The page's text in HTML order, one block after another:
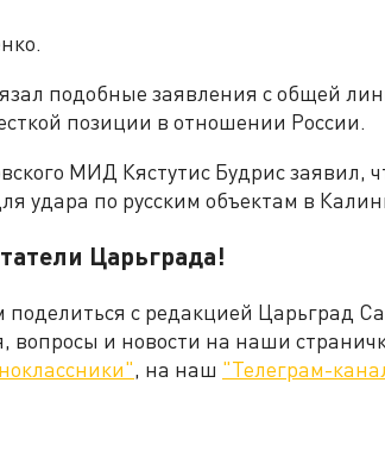
подобные заявления с общей
позиции в отношении России.
МИД Кястутис Будрис заявил,
удара по русским объектам в
Царьграда!
поделиться с редакцией Царьград
вопросы и новости на наши
, на наш "Телеграм-